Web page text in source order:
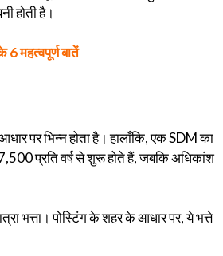
होती है।
महत्वपूर्ण बातें
पर भिन्न होता है। हालाँकि, एक SDM का
प्रति वर्ष से शुरू होते हैं, जबकि अधिकांश
भत्ता। पोस्टिंग के शहर के आधार पर, ये भत्ते